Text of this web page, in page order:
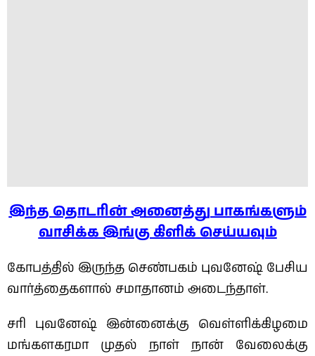
இந்த தொடரின் அனைத்து பாகங்களும்
வாசிக்க இங்கு கிளிக் செய்யவும்
கோபத்தில் இருந்த செண்பகம் புவனேஷ் பேசிய
வார்த்தைகளால் சமாதானம் அடைந்தாள்.
சரி புவனேஷ் இன்னைக்கு வெள்ளிக்கிழமை
மங்களகரமா முதல் நாள் நான் வேலைக்கு